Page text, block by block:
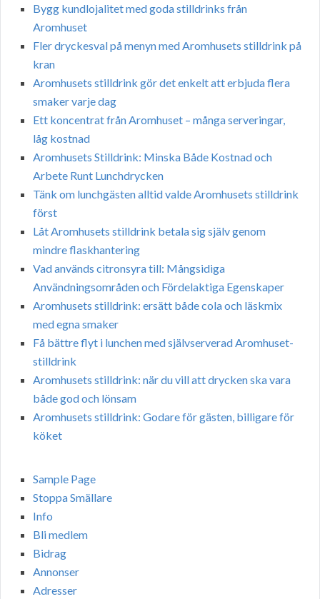
Bygg kundlojalitet med goda stilldrinks från
Aromhuset
Fler dryckesval på menyn med Aromhusets stilldrink på
kran
Aromhusets stilldrink gör det enkelt att erbjuda flera
smaker varje dag
Ett koncentrat från Aromhuset – många serveringar,
låg kostnad
Aromhusets Stilldrink: Minska Både Kostnad och
Arbete Runt Lunchdrycken
Tänk om lunchgästen alltid valde Aromhusets stilldrink
först
Låt Aromhusets stilldrink betala sig själv genom
mindre flaskhantering
Vad används citronsyra till: Mångsidiga
Användningsområden och Fördelaktiga Egenskaper
Aromhusets stilldrink: ersätt både cola och läskmix
med egna smaker
Få bättre flyt i lunchen med självserverad Aromhuset-
stilldrink
Aromhusets stilldrink: när du vill att drycken ska vara
både god och lönsam
Aromhusets stilldrink: Godare för gästen, billigare för
köket
Sample Page
Stoppa Smällare
Info
Bli medlem
Bidrag
Annonser
Adresser